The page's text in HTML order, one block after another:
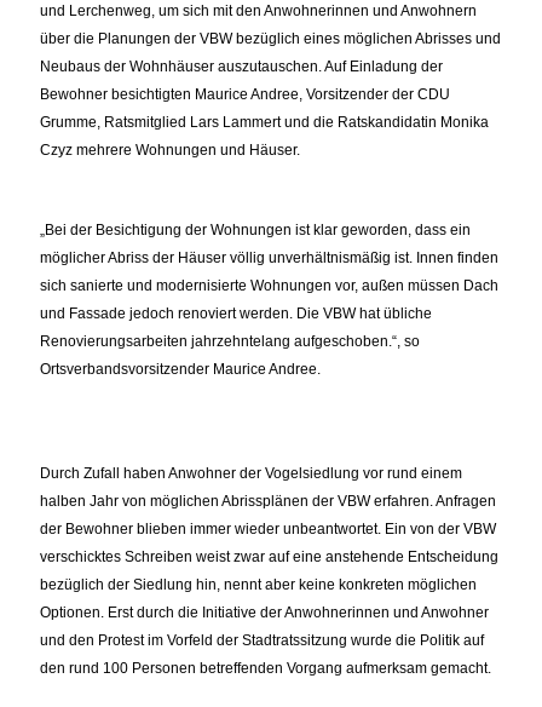
und Lerchenweg, um sich mit den Anwohnerinnen und Anwohnern
über die Planungen der VBW bezüglich eines möglichen Abrisses und
Neubaus der Wohnhäuser auszutauschen. Auf Einladung der
Bewohner besichtigten Maurice Andree, Vorsitzender der CDU
Grumme, Ratsmitglied Lars Lammert und die Ratskandidatin Monika
Czyz mehrere Wohnungen und Häuser.
Bei der Besichtigung der Wohnungen ist klar geworden, dass ein
möglicher Abriss der Häuser völlig unverhältnismäßig ist. Innen finden
sich sanierte und modernisierte Wohnungen vor, außen müssen Dach
und Fassade jedoch renoviert werden. Die VBW hat übliche
Renovierungsarbeiten jahrzehntelang aufgeschoben.“, so
Ortsverbandsvorsitzender Maurice Andree.
Durch Zufall haben Anwohner der Vogelsiedlung vor rund einem
halben Jahr von möglichen Abrissplänen der VBW erfahren. Anfragen
der Bewohner blieben immer wieder unbeantwortet. Ein von der VBW
verschicktes Schreiben weist zwar auf eine anstehende Entscheidung
bezüglich der Siedlung hin, nennt aber keine konkreten möglichen
Optionen. Erst durch die Initiative der Anwohnerinnen und Anwohner
und den Protest im Vorfeld der Stadtratssitzung wurde die Politik auf
den rund 100 Personen betreffenden Vorgang aufmerksam gemacht.